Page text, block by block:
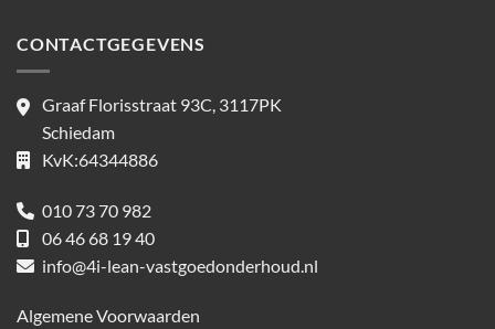
CONTACTGEGEVENS
Graaf Florisstraat 93C, 3117PK
Schiedam
KvK:64344886
010 73 70 982
06 46 68 19 40
info@4i-lean-vastgoedonderhoud.nl
Algemene Voorwaarden